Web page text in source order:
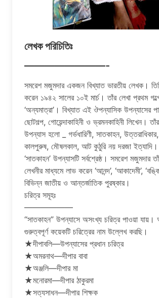
লেখক পরিচিতিঃ
————————-
সমরেশ মজুমদার একজন বিখ্যাত ভারতীয় লেখক।
করেন ১৯৪২ সালের ১০ই মার্চ। তাঁর লেখা প্রথম
‘অন্যমাত্রা’। বিখ্যাত এই ঔপন্যাসিক উপন্যাসের
ছোটগল্প, গোয়েন্দাকাহিনী ও ভ্রমনকাহিনী লিখেন।
উপন্যাস হলো _ গর্ভধারিণী, সাতকাহন,
কালপুরুষ, মৌষলকাল, আট কুঠুরি নয় দরজা ইত্যাদি।
‘সাতকাহন’ উপন্যাসটি সর্বশ্রেষ্ঠ। সমরেশ মজুমদার
লেখনীর মাধ্যমে লাভ করেন ‘আনন্দ’, ‘আকাদেমী’,
বিভিন্ন জাতীয় ও আন্তর্জাতিক পুরষ্কার।
চরিত্র সমূহঃ
——————
“সাতকাহন” উপন্যাসে অসংখ্য চরিত্র পাওয়া যায়।
গুরুত্বপূর্ণ কয়েকটি চরিত্রের নাম উল্লেখ করছি।
★দীপাবলি—উপন্যাসের প্রধান চরিত্র
★অমরনাথ—দীপার বাবা
★অঞ্জলি—দীপার মা
★মনোরমা—দীপার ঠাকুরমা
★সত্যসাধন—দীপার শিক্ষক